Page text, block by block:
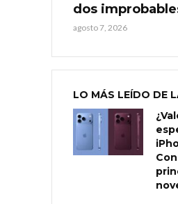
dos
agosto 7, 2026
LO MÁS LEÍDO DE